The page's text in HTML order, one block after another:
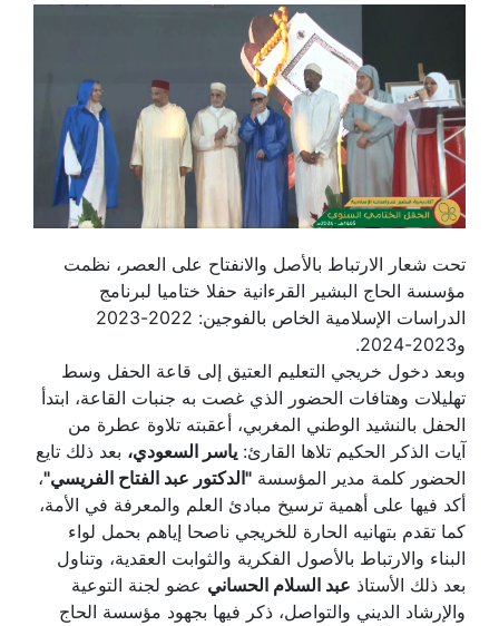
تحت شعار الارتباط بالأصل والانفتاح على العصر، نظمت
مؤسسة الحاج البشير القرءانية حفلا ختاميا لبرنامج
الدراسات الإسلامية الخاص بالفوجين: 2022-2023
و2023-2024.
وبعد دخول خريجي التعليم العتيق إلى قاعة الحفل وسط
تهليلات وهتافات الحضور الذي غصت به جنبات القاعة، ابتدأ
الحفل بالنشيد الوطني المغربي، أعقبته تلاوة عطرة من
آيات الذكر الحكيم تلاها القارئ: ياسر السعودي، بعد ذلك تايع
الحضور كلمة مدير المؤسسة "الدكتور عبد الفتاح الفريسي"،
أكد فيها على أهمية ترسيخ مبادئ العلم والمعرفة في الأمة،
كما تقدم بتهانيه الحارة للخريجي ناصحا إياهم بحمل لواء
البناء والارتباط بالأصول الفكرية والثوابت العقدية، وتناول
بعد ذلك الأستاذ عبد السلام الحساني عضو لجنة التوعية
والإرشاد الديني والتواصل، ذكر فيها بجهود مؤسسة الحاج